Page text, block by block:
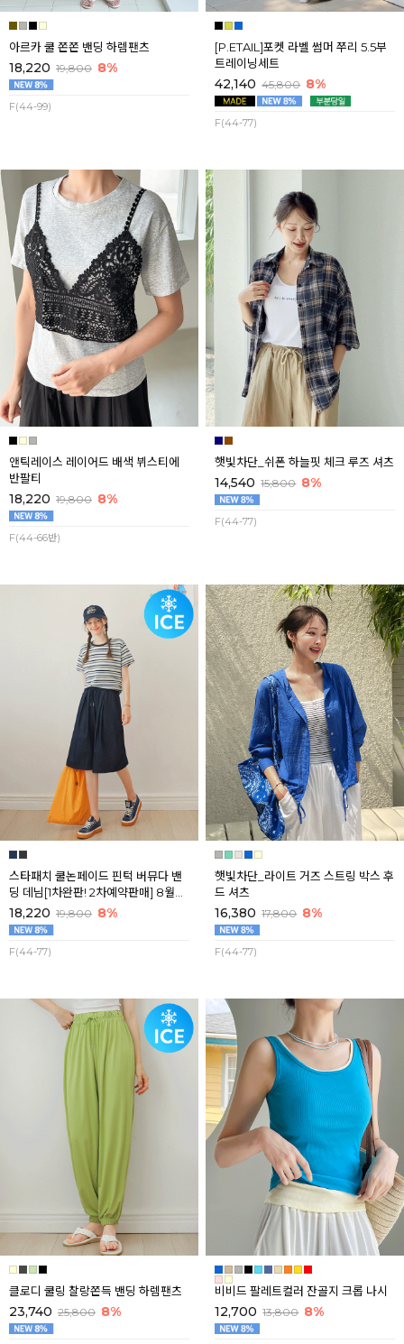
아르카 쿨 쫀쫀 밴딩 하렘팬츠
18,220 19,800 8%
F(44-99)
[P.ETAIL]포켓 라벨 썸머 쭈리 5.5부
트레이닝세트
42,140 45,800 8%
F(44-77)
앤틱레이스 레이어드 배색 뷔스티에
반팔티
18,220 19,800 8%
F(44-66반)
햇빛차단_쉬폰 하늘핏 체크 루즈 셔츠
14,540 15,800 8%
F(44-77)
스타패치 쿨논페이드 핀턱 버뮤다 밴
딩 데님[1차완판! 2차예약판매] 8월셋
째주 순차배송
18,220 19,800 8%
F(44-77)
햇빛차단_라이트 거즈 스트링 박스 후
드 셔츠
16,380 17,800 8%
F(44-77)
클로디 쿨링 찰랑쫀득 밴딩 하렘팬츠
23,740 25,800 8%
비비드 팔레트컬러 잔골지 크롭 나시
12,700 13,800 8%